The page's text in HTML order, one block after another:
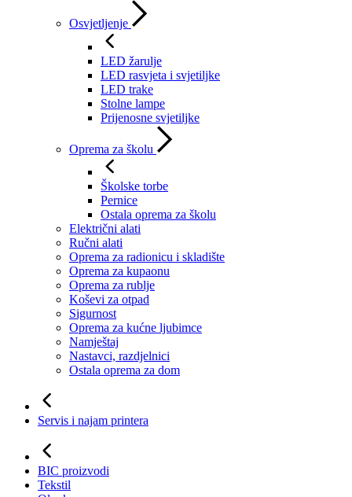
Osvjetljenje
LED žarulje
LED rasvjeta i svjetiljke
LED trake
Stolne lampe
Prijenosne svjetiljke
Oprema za školu
Školske torbe
Pernice
Ostala oprema za školu
Električni alati
Ručni alati
Oprema za radionicu i skladište
Oprema za kupaonu
Oprema za rublje
Koševi za otpad
Sigurnost
Oprema za kućne ljubimce
Namještaj
Nastavci, razdjelnici
Ostala oprema za dom
Servis i najam printera
BIC proizvodi
Tekstil